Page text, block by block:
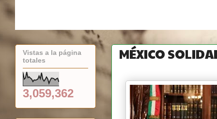
MÉXICO
Vistas a la página
totales
3,059,362